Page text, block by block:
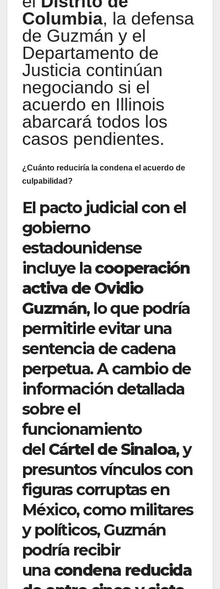
Columbia, la defensa
de Guzmán y el
Departamento de
Justicia continúan
negociando si el
acuerdo en Illinois
abarcará todos los
casos pendientes.
¿Cuánto reduciría la condena el acuerdo de
culpabilidad?
El pacto judicial con el
gobierno
estadounidense
incluye la cooperación
activa de Ovidio
Guzmán, lo que podría
permitirle evitar una
sentencia de cadena
perpetua. A cambio de
información detallada
sobre el
funcionamiento
del Cártel de Sinaloa, y
presuntos vínculos con
figuras corruptas en
México, como militares
y políticos, Guzmán
podría recibir
una condena reducida